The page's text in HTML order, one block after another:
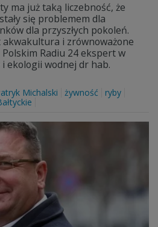
ma już taką liczebność, że
się problemem dla
dla przyszłych pokoleń.
i zrównoważone
Radiu 24 ekspert w
ekologii wodnej dr hab.
Michalski żywność
ryby